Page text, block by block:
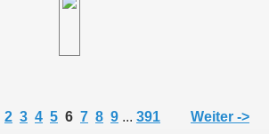
2 3 4 5 6 7 8 9 ... 391 Weiter ->